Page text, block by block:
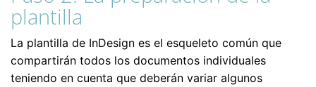
plantilla
La plantilla de InDesign es el esqueleto común que
compartirán todos los documentos individuales
teniendo en cuenta que deberán variar algunos